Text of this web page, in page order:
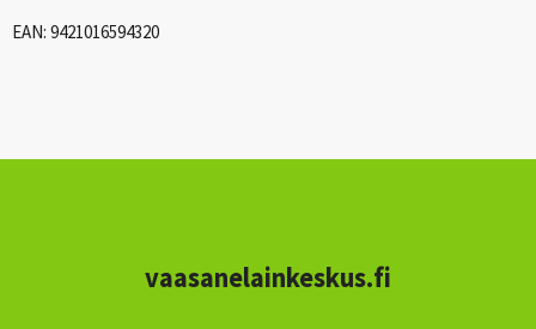
EAN: 9421016594320
vaasanelainkeskus.fi